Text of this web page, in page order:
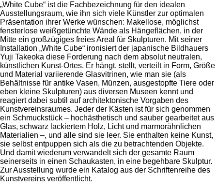
„White Cube“ ist die Fachbezeichnung für den idealen
Ausstellungsraum, wie ihn sich viele Künstler zur optimalen
Präsentation ihrer Werke wünschen: Makellose, möglichst
fensterlose weißgetünchte Wände als Hängeflächen, in der
Mitte ein großzügiges freies Areal für Skulpturen. Mit seiner
Installation „White Cube“ ironisiert der japanische Bildhauers
Yuji Takeoka diese Forderung nach dem absolut neutralen,
künstlichen Kunst-Ortes. Er hängt, stellt, verteilt in Form, Größe
und Material variierende Glasvitrinen, wie man sie (als
Behältnisse für antike Vasen, Münzen, ausgestopfte Tiere oder
eben kleine Skulpturen) aus diversen Museen kennt und
reagiert dabei subtil auf architektonische Vorgaben des
Kunstvereinsraumes. Jeder der Kästen ist für sich genommen
ein Schmuckstück – hochästhetisch und sauber gearbeitet aus
Glas, schwarz lackiertem Holz, Licht und marmorähnlichen
Materialien –, und alle sind sie leer. Sie enthalten keine Kunst,
sie selbst entpuppen sich als die zu betrachtenden Objekte.
Und damit wiederum verwandelt sich der gesamte Raum
seinerseits in einen Schaukasten, in eine begehbare Skulptur.
Zur Ausstellung wurde ein Katalog aus der Schriftenreihe des
Kunstvereins veröffentlicht.